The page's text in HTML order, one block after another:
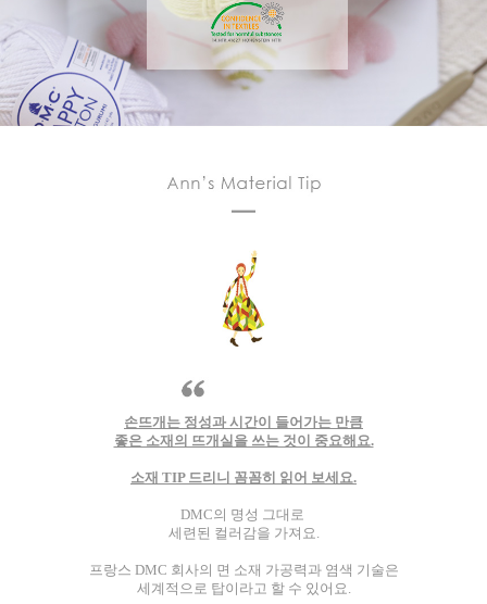
손뜨개는 정성과 시간이 들어가는 만큼
좋은 소재의 뜨개실을 쓰는 것이 중요해요.
소재 TIP 드리니 꼼꼼히 읽어 보세요.
DMC의 명성 그대로
세련된 컬러감을 가져요.
프랑스 DMC 회사의 면 소재 가공력과 염색 기술은
세계적으로 탑이라고 할 수 있어요.